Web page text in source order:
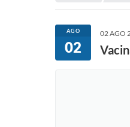
AGO
02
02 AGO